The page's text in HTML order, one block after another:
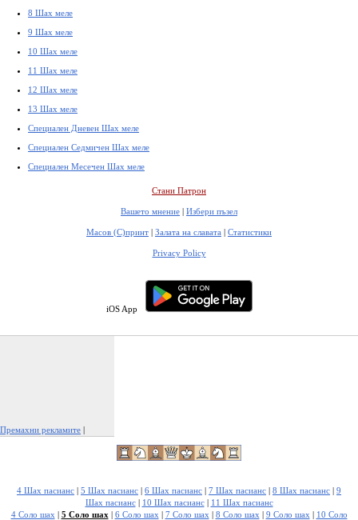
8 Шах меле
9 Шах меле
10 Шах меле
11 Шах меле
12 Шах меле
13 Шах меле
Специален Дневен Шах меле
Специален Седмичен Шах меле
Специален Месечен Шах меле
Стани Патрон
Вашето мнение | Избери пъзел
Масов (С)принт | Залата на славата | Статистики
Privacy Policy
iOS App
Премахни рекламите |
4 Шах пасианс | 5 Шах пасианс | 6 Шах пасианс | 7 Шах пасианс | 8 Шах пасианс | 9
Шах пасианс| 10 Шах пасианс| 11 Шах пасианс
4 Соло шах | 5 Соло шах | 6 Соло шах | 7 Соло шах | 8 Соло шах | 9 Соло шах | 10 Соло